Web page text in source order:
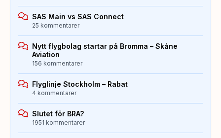
SAS Main vs SAS Connect
25 kommentarer
Nytt flygbolag startar på Bromma – Skåne
Aviation
156 kommentarer
Flyglinje Stockholm – Rabat
4 kommentarer
Slutet för BRA?
1951 kommentarer